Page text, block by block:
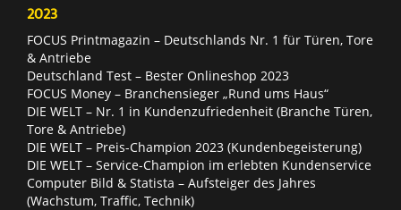
2023
FOCUS Printmagazin – Deutschlands Nr. 1 für Türen, Tore
& Antriebe
Deutschland Test – Bester Onlineshop 2023
FOCUS Money – Branchensieger „Rund ums Haus“
DIE WELT – Nr. 1 in Kundenzufriedenheit (Branche Türen,
Tore & Antriebe)
DIE WELT – Preis-Champion 2023 (Kundenbegeisterung)
DIE WELT – Service-Champion im erlebten Kundenservice
Computer Bild & Statista – Aufsteiger des Jahres
(Wachstum, Traffic, Technik)